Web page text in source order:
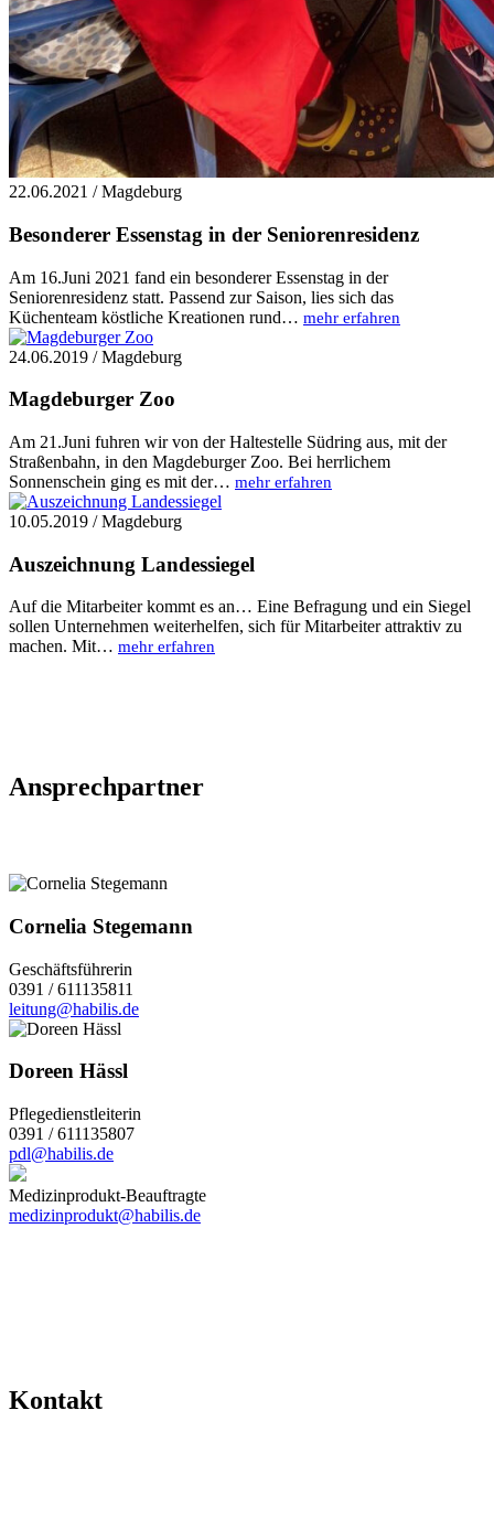
22.06.2021 / Magdeburg
Besonderer Essenstag in der Seniorenresidenz
Am 16.Juni 2021 fand ein besonderer Essenstag in der
Seniorenresidenz statt. Passend zur Saison, lies sich das
Küchenteam köstliche Kreationen rund… mehr erfahren
24.06.2019 / Magdeburg
Magdeburger Zoo
Am 21.Juni fuhren wir von der Haltestelle Südring aus, mit der
Straßenbahn, in den Magdeburger Zoo. Bei herrlichem
Sonnenschein ging es mit der… mehr erfahren
10.05.2019 / Magdeburg
Auszeichnung Landessiegel
Auf die Mitarbeiter kommt es an… Eine Befragung und ein Siegel
sollen Unternehmen weiterhelfen, sich für Mitarbeiter attraktiv zu
machen. Mit… mehr erfahren
Ansprechpartner
Cornelia Stegemann
Geschäftsführerin
0391 / 611135811
leitung@habilis.de
Doreen Hässl
Pflegedienstleiterin
0391 / 611135807
pdl@habilis.de
Medizinprodukt-Beauftragte
medizinprodukt@habilis.de
Kontakt